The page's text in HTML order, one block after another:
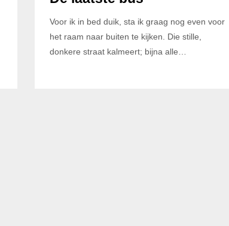
Voor ik in bed duik, sta ik graag nog even voor
het raam naar buiten te kijken. Die stille,
donkere straat kalmeert; bijna alle…